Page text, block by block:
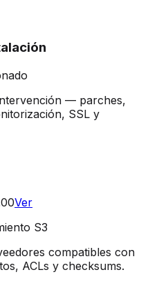
— parches,
SSL y
Ver
S3
compatibles con
ACLs y checksums.